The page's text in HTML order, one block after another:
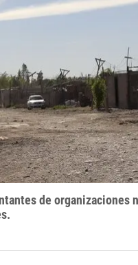
de organizaciones